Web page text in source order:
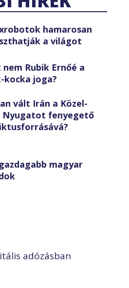
hamarosan
a világot
Rubik Ernőé a
kocka joga?
vált Irán a Közel-
Nyugatot fenyegető
magyar
adózásban